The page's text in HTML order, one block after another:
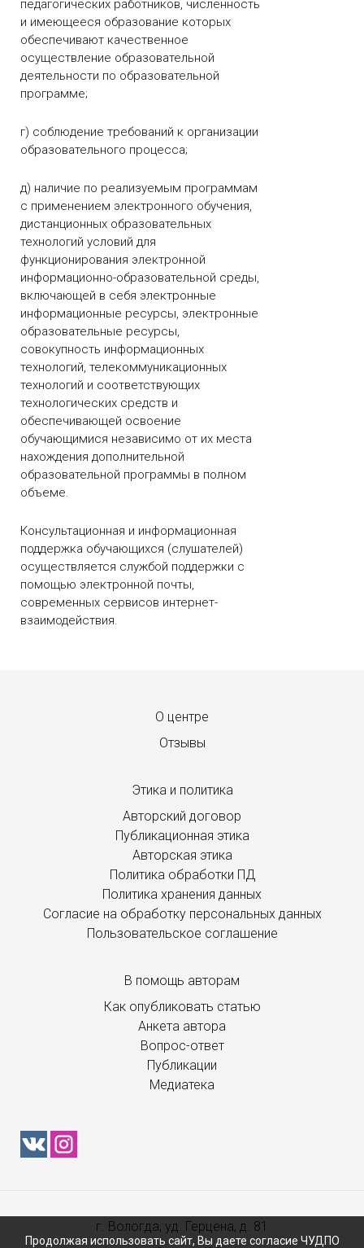
педагогических работников, численность
и имеющееся образование которых
обеспечивают качественное
осуществление образовательной
деятельности по образовательной
программе;
г) соблюдение требований к организации
образовательного процесса;
д) наличие по реализуемым программам
с применением электронного обучения,
дистанционных образовательных
технологий условий для
функционирования электронной
информационно-образовательной среды,
включающей в себя электронные
информационные ресурсы, электронные
образовательные ресурсы,
совокупность информационных
технологий, телекоммуникационных
технологий и соответствующих
технологических средств и
обеспечивающей освоение
обучающимися независимо от их места
нахождения дополнительной
образовательной программы в полном
объеме.
Консультационная и информационная
поддержка обучающихся (слушателей)
осуществляется службой поддержки с
помощью электронной почты,
современных сервисов интернет-
взаимодействия.
О центре
Отзывы
Этика и политика
Авторский договор
Публикационная этика
Авторская этика
Политика обработки ПД
Политика хранения данных
Согласие на обработку персональных данных
Пользовательское соглашение
В помощь авторам
Как опубликовать статью
Анкета автора
Вопрос-ответ
Публикации
Медиатека
г. Вологда, уд. Герцена, д. 81
Продолжая использовать сайт, Вы даете согласие ЧУДПО